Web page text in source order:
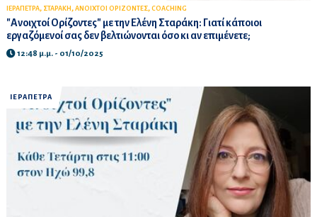
ΙΕΡΑΠΕΤΡΑ, ΣΤΑΡΑΚΗ , ΑΝΟΙΧΤΟΙ ΟΡΙΖΟΝΤΕΣ, COACHING
"Ανοιχτοί Ορίζοντες" με την Ελένη Σταράκη: Γιατί κάποιοι
εργαζόμενοί σας δεν βελτιώνονται όσο κι αν επιμένετε;
12:48 μ.μ. - 01/10/2025
ΙΕΡΑΠΕΤΡΑ